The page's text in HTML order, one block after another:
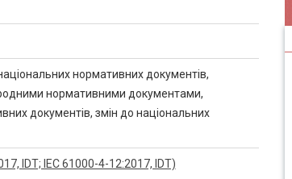
нормативних документів,
нормативними документами,
документів, змін до національних
IDT; IEC 61000-4-12:2017, IDT)